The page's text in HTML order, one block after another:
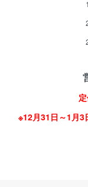
※12月31日～1月3